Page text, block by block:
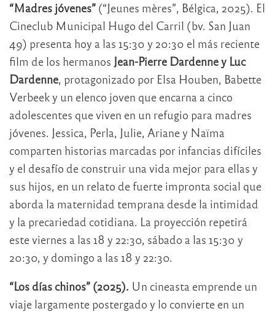
“Madres jóvenes” (“Jeunes mères”, Bélgica, 2025). El
Cineclub Municipal Hugo del Carril (bv. San Juan
49) presenta hoy a las 15:30 y 20:30 el más reciente
film de los hermanos Jean-Pierre Dardenne y Luc
Dardenne, protagonizado por Elsa Houben, Babette
Verbeek y un elenco joven que encarna a cinco
adolescentes que viven en un refugio para madres
jóvenes. Jessica, Perla, Julie, Ariane y Naïma
comparten historias marcadas por infancias difíciles
y el desafío de construir una vida mejor para ellas y
sus hijos, en un relato de fuerte impronta social que
aborda la maternidad temprana desde la intimidad
y la precariedad cotidiana. La proyección repetirá
este viernes a las 18 y 22:30, sábado a las 15:30 y
20:30, y domingo a las 18 y 22:30.
“Los días chinos” (2025). Un cineasta emprende un
viaje largamente postergado y lo convierte en un